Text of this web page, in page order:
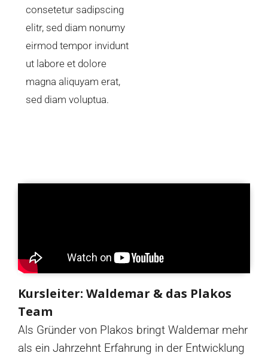
consetetur sadipscing
elitr, sed diam nonumy
eirmod tempor invidunt
ut labore et dolore
magna aliquyam erat,
sed diam voluptua.
Kursleiter: Waldemar & das Plakos
Team
Als Gründer von Plakos bringt Waldemar mehr
als ein Jahrzehnt Erfahrung in der Entwicklung